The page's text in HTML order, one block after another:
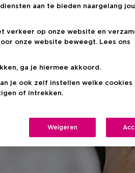
aan te bieden naargelang
verkeer op onze website en
onze website beweegt. Lees ons
ga je hiermee akkoord.
je ook zelf instellen welke cookies
of intrekken.
Weigeren